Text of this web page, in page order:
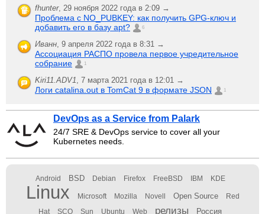
fhunter, 29 ноября 2022 года в 2:09 →
Проблема с NO_PUBKEY: как получить GPG-ключ и
добавить его в базу apt?
6
Иванн, 9 апреля 2022 года в 8:31 →
Ассоциация РАСПО провела первое учредительное
собрание
1
Kiri11.ADV1, 7 марта 2021 года в 12:01 →
Логи catalina.out в TomCat 9 в формате JSON 1
DevOps as a Service from Palark
24/7 SRE & DevOps service to cover all your
Kubernetes needs.
Android BSD Debian Firefox FreeBSD IBM KDE
Linux Microsoft Mozilla Novell Open Source Red
Hat SCO Sun Ubuntu Web релизы Россия